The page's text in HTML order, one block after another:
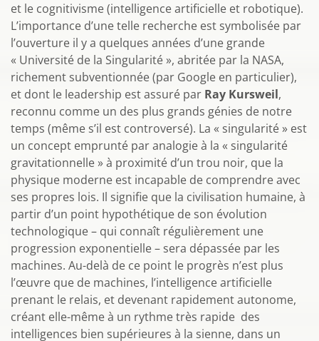
et le cognitivisme (intelligence artificielle et robotique).
L’importance d’une telle recherche est symbolisée par
l’ouverture il y a quelques années d’une grande
« Université de la Singularité », abritée par la NASA,
richement subventionnée (par Google en particulier),
et dont le leadership est assuré par Ray Kursweil,
reconnu comme un des plus grands génies de notre
temps (même s’il est controversé). La « singularité » est
un concept emprunté par analogie à la « singularité
gravitationnelle » à proximité d’un trou noir, que la
physique moderne est incapable de comprendre avec
ses propres lois. Il signifie que la civilisation humaine, à
partir d’un point hypothétique de son évolution
technologique – qui connaît régulièrement une
progression exponentielle – sera dépassée par les
machines. Au-delà de ce point le progrès n’est plus
l’œuvre que de machines, l’intelligence artificielle
prenant le relais, et devenant rapidement autonome,
créant elle-même à un rythme très rapide des
intelligences bien supérieures à la sienne, dans un